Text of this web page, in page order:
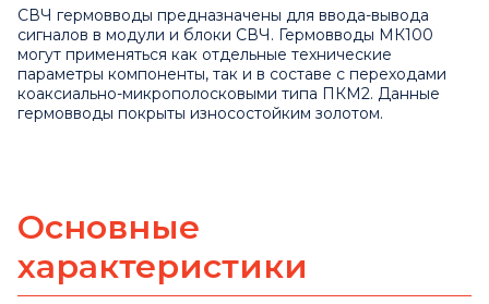
СВЧ гермовводы предназначены для ввода-вывода
сигналов в модули и блоки СВЧ. Гермовводы МК100
могут применяться как отдельные технические
параметры компоненты, так и в составе с переходами
коаксиально-микрополосковыми типа ПКМ2. Данные
гермовводы покрыты износостойким золотом.
Основные
характеристики